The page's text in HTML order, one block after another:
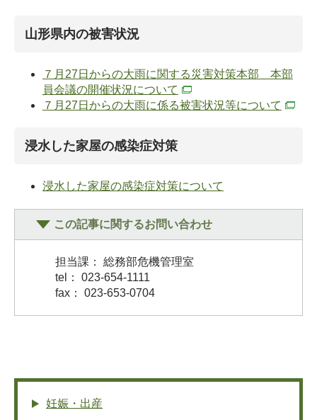
山形県内の被害状況
７月27日からの大雨に関する災害対策本部 本部
員会議の開催状況について
７月27日からの大雨に係る被害状況等について
浸水した家屋の感染症対策
浸水した家屋の感染症対策について
この記事に関するお問い合わせ
担当課： 総務部危機管理室
tel： 023-654-1111
fax： 023-653-0704
妊娠・出産